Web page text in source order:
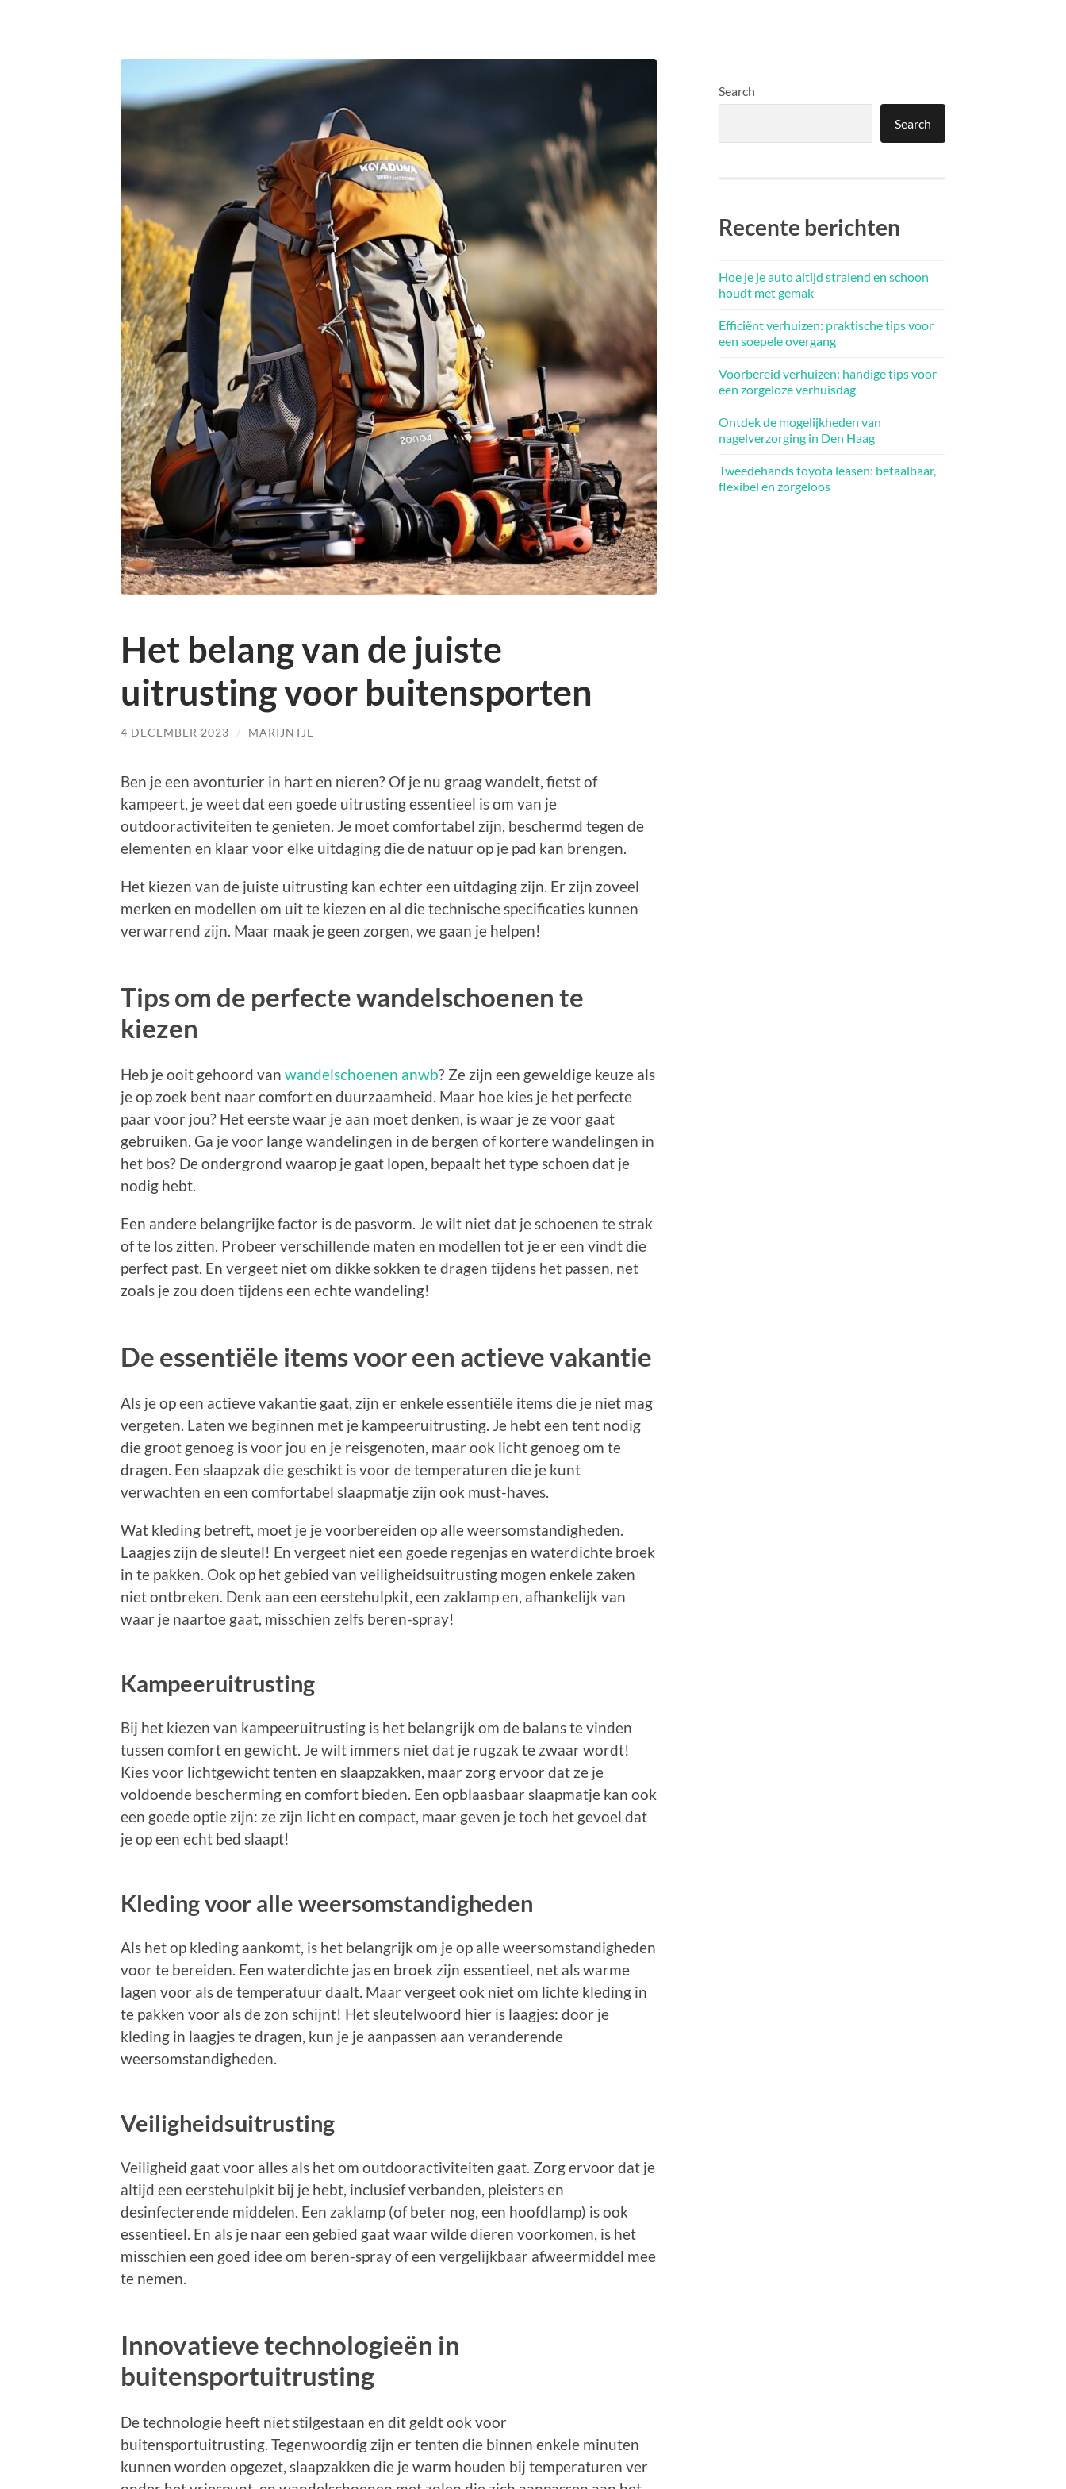
Het belang van de juiste
uitrusting voor buitensporten
4 DECEMBER 2023 / MARIJNTJE
Ben je een avonturier in hart en nieren? Of je nu graag wandelt, fietst of
kampeert, je weet dat een goede uitrusting essentieel is om van je
outdooractiviteiten te genieten. Je moet comfortabel zijn, beschermd tegen de
elementen en klaar voor elke uitdaging die de natuur op je pad kan brengen.
Het kiezen van de juiste uitrusting kan echter een uitdaging zijn. Er zijn zoveel
merken en modellen om uit te kiezen en al die technische specificaties kunnen
verwarrend zijn. Maar maak je geen zorgen, we gaan je helpen!
Tips om de perfecte wandelschoenen te
kiezen
Heb je ooit gehoord van wandelschoenen anwb? Ze zijn een geweldige keuze als
je op zoek bent naar comfort en duurzaamheid. Maar hoe kies je het perfecte
paar voor jou? Het eerste waar je aan moet denken, is waar je ze voor gaat
gebruiken. Ga je voor lange wandelingen in de bergen of kortere wandelingen in
het bos? De ondergrond waarop je gaat lopen, bepaalt het type schoen dat je
nodig hebt.
Een andere belangrijke factor is de pasvorm. Je wilt niet dat je schoenen te strak
of te los zitten. Probeer verschillende maten en modellen tot je er een vindt die
perfect past. En vergeet niet om dikke sokken te dragen tijdens het passen, net
zoals je zou doen tijdens een echte wandeling!
De essentiële items voor een actieve vakantie
Als je op een actieve vakantie gaat, zijn er enkele essentiële items die je niet mag
vergeten. Laten we beginnen met je kampeeruitrusting. Je hebt een tent nodig
die groot genoeg is voor jou en je reisgenoten, maar ook licht genoeg om te
dragen. Een slaapzak die geschikt is voor de temperaturen die je kunt
verwachten en een comfortabel slaapmatje zijn ook must-haves.
Wat kleding betreft, moet je je voorbereiden op alle weersomstandigheden.
Laagjes zijn de sleutel! En vergeet niet een goede regenjas en waterdichte broek
in te pakken. Ook op het gebied van veiligheidsuitrusting mogen enkele zaken
niet ontbreken. Denk aan een eerstehulpkit, een zaklamp en, afhankelijk van
waar je naartoe gaat, misschien zelfs beren-spray!
Kampeeruitrusting
Bij het kiezen van kampeeruitrusting is het belangrijk om de balans te vinden
tussen comfort en gewicht. Je wilt immers niet dat je rugzak te zwaar wordt!
Kies voor lichtgewicht tenten en slaapzakken, maar zorg ervoor dat ze je
voldoende bescherming en comfort bieden. Een opblaasbaar slaapmatje kan ook
een goede optie zijn: ze zijn licht en compact, maar geven je toch het gevoel dat
je op een echt bed slaapt!
Kleding voor alle weersomstandigheden
Als het op kleding aankomt, is het belangrijk om je op alle weersomstandigheden
voor te bereiden. Een waterdichte jas en broek zijn essentieel, net als warme
lagen voor als de temperatuur daalt. Maar vergeet ook niet om lichte kleding in
te pakken voor als de zon schijnt! Het sleutelwoord hier is laagjes: door je
kleding in laagjes te dragen, kun je je aanpassen aan veranderende
weersomstandigheden.
Veiligheidsuitrusting
Veiligheid gaat voor alles als het om outdooractiviteiten gaat. Zorg ervoor dat je
altijd een eerstehulpkit bij je hebt, inclusief verbanden, pleisters en
desinfecterende middelen. Een zaklamp (of beter nog, een hoofdlamp) is ook
essentieel. En als je naar een gebied gaat waar wilde dieren voorkomen, is het
misschien een goed idee om beren-spray of een vergelijkbaar afweermiddel mee
te nemen.
Innovatieve technologieën in
buitensportuitrusting
De technologie heeft niet stilgestaan en dit geldt ook voor
buitensportuitrusting. Tegenwoordig zijn er tenten die binnen enkele minuten
kunnen worden opgezet, slaapzakken die je warm houden bij temperaturen ver
Search
Search
Recente berichten
Hoe je je auto altijd stralend en schoon
houdt met gemak
Efficiënt verhuizen: praktische tips voor
een soepele overgang
Voorbereid verhuizen: handige tips voor
een zorgeloze verhuisdag
Ontdek de mogelijkheden van
nagelverzorging in Den Haag
Tweedehands toyota leasen: betaalbaar,
flexibel en zorgeloos